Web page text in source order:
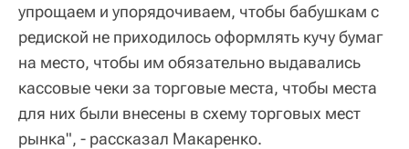
упрощаем и упорядочиваем, чтобы бабушкам с
редиской не приходилось оформлять кучу бумаг
на место, чтобы им обязательно выдавались
кассовые чеки за торговые места, чтобы места
для них были внесены в схему торговых мест
рынка", - рассказал Макаренко.